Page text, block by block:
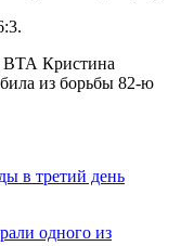
в третий день
одного из